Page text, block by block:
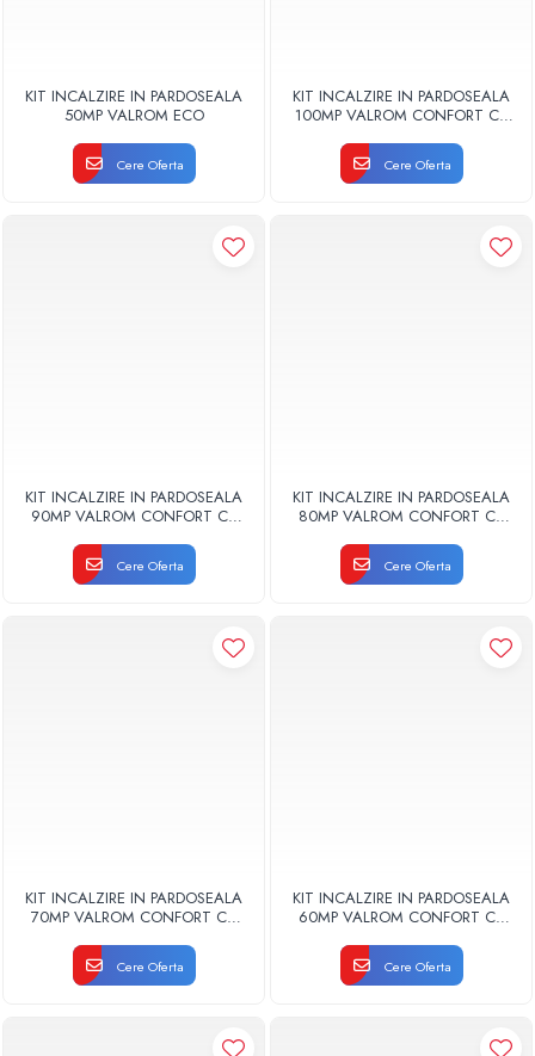
KIT INCALZIRE IN PARDOSEALA
50MP VALROM ECO
Cere Oferta
KIT INCALZIRE IN PARDOSEALA
100MP VALROM CONFORT CU
Cere Oferta
KIT INCALZIRE IN PARDOSEALA
90MP VALROM CONFORT CU
Cere Oferta
KIT INCALZIRE IN PARDOSEALA
80MP VALROM CONFORT CU
Cere Oferta
KIT INCALZIRE IN PARDOSEALA
70MP VALROM CONFORT CU
Cere Oferta
KIT INCALZIRE IN PARDOSEALA
60MP VALROM CONFORT CU
Cere Oferta